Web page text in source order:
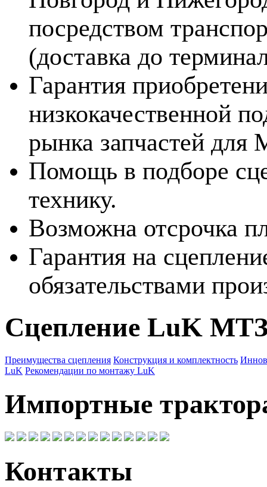
посредством
(доставка до
Гарантия
низкокачественной
рынка запчастей для
Помощь в подборе
технику.
Возможна отсрочка
Гарантия на
обязательствами
Сцепление LuK
Преимущества сцепления Конструкция и комплектность
LuK Рекомендации по монтажу LuK
Импортные
Контакты